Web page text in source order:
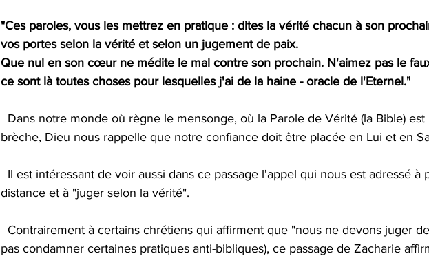
"Ces paroles, vous les mettrez en pratique : dites la vérité chacun à son
vos portes selon la vérité et selon un jugement de paix.
Que nul en son cœur ne médite le mal contre son prochain. N'aimez pas le
ce sont là toutes choses pour lesquelles j'ai de la haine - oracle de l'Eternel."
brèche, Dieu nous rappelle que notre confiance doit être placée en Lui et en
distance et à "juger selon la vérité".
pas condamner certaines pratiques anti-bibliques), ce passage de Zacharie